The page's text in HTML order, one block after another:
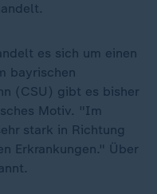
es sich um einen
bayrischen
(CSU) gibt es bisher
Motiv. "Im
stark in Richtung
Erkrankungen." Über